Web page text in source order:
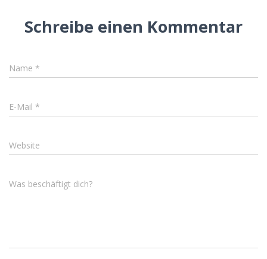
Schreibe einen Kommentar
Name *
E-Mail *
Website
Was beschäftigt dich?